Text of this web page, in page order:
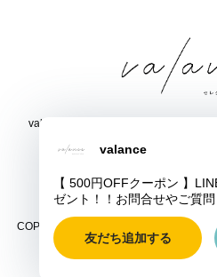
valance 福井｜レディース セレクトシ
福井県鯖江市三六
COPYRIGHT © valance 福井｜レディー
通販サイト ALL